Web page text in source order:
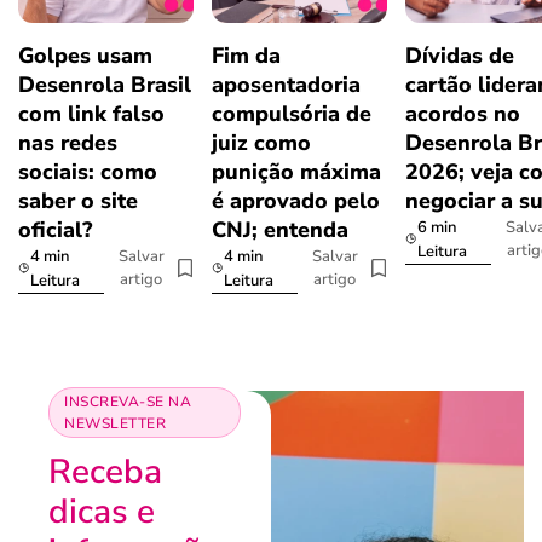
Golpes usam
Desenrola Brasil
com link falso
nas redes
sociais: como
saber o site
oficial?
4 min
Leitura
Salvar
artigo
Fim da
aposentadoria
compulsória de
juiz como
punição máxima
é aprovado pelo
CNJ; entenda
4 min
Leitura
Salvar
artigo
Dívidas de
cartão
acordos no
Desenrola
2026; veja
negociar a
6 min
Leitura
INSCREVA-SE NA
NEWSLETTER
Receba
dicas e